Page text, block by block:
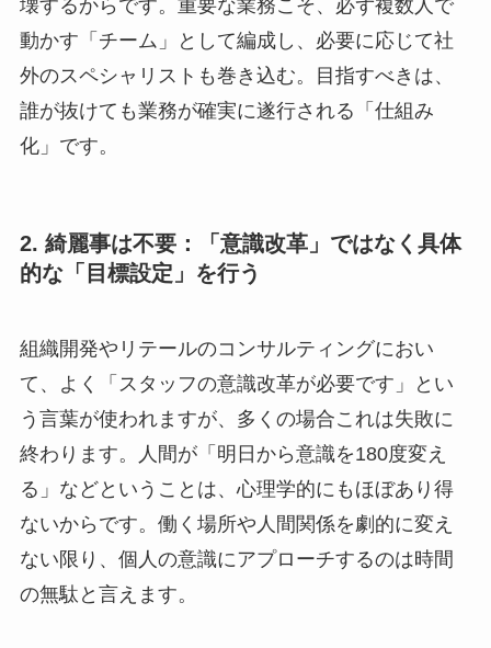
壊するからです。重要な業務こそ、必ず複数人で
動かす「チーム」として編成し、必要に応じて社
外のスペシャリストも巻き込む。目指すべきは、
誰が抜けても業務が確実に遂行される「仕組み
化」です。
2. 綺麗事は不要：「意識改革」ではなく具体
的な「目標設定」を行う
組織開発やリテールのコンサルティングにおい
て、よく「スタッフの意識改革が必要です」とい
う言葉が使われますが、多くの場合これは失敗に
終わります。人間が「明日から意識を180度変え
る」などということは、心理学的にもほぼあり得
ないからです。働く場所や人間関係を劇的に変え
ない限り、個人の意識にアプローチするのは時間
の無駄と言えます。